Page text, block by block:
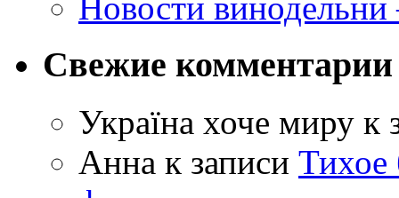
Свежие комментарии
Україна хоче миру к
Анна к записи Тихое